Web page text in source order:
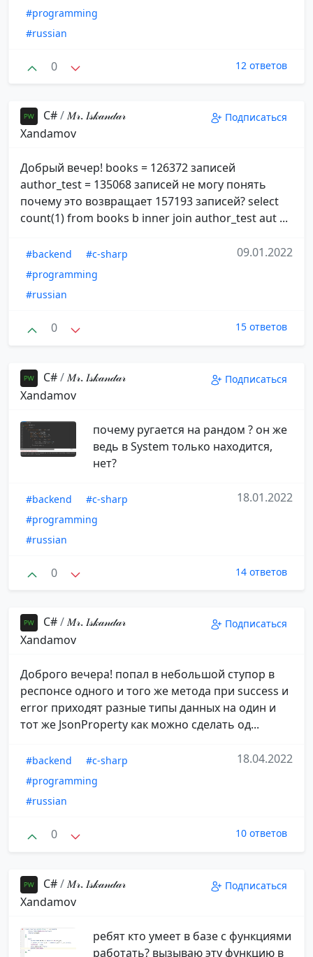
#programming
#russian
0 12 ответов
С#/𝑀𝓇. 𝐼𝓈𝓀𝒶𝓃𝒹𝒶𝓇️
️Xandamov
Подписаться
Добрый вечер! books = 126372 записей
author_test = 135068 записей не могу понять
почему это возвращает 157193 записей? select
count(1) from books b inner join author_test aut ...
#backend
#c-sharp
#programming
#russian
09.01.2022
0 15 ответов
С#/𝑀𝓇. 𝐼𝓈𝓀𝒶𝓃𝒹𝒶𝓇️
️Xandamov
Подписаться
почему ругается на рандом ? он же
ведь в System только находится,
нет?
#backend
#c-sharp
#programming
#russian
18.01.2022
0 14 ответов
С#/𝑀𝓇. 𝐼𝓈𝓀𝒶𝓃𝒹𝒶𝓇️
️Xandamov
Подписаться
Доброго вечера! попал в небольшой ступор в
респонсе одного и того же метода при success и
error приходят разные типы данных на один и
тот же JsonProperty как можно сделать од...
#backend
#c-sharp
#programming
#russian
18.04.2022
0 10 ответов
С#/𝑀𝓇. 𝐼𝓈𝓀𝒶𝓃𝒹𝒶𝓇️
️Xandamov
Подписаться
ребят кто умеет в базе с функциями
работать? вызываю эту функцию в